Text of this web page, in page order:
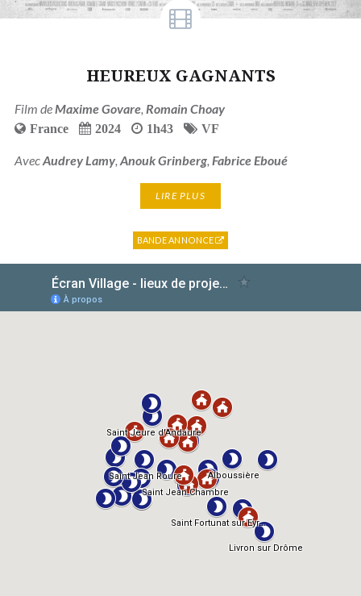
HEUREUX GAGNANTS
Film de Maxime Govare, Romain Choay
France 2024 1h43 VF
AvecAudrey Lamy, Anouk Grinberg, Fabrice Eboué
LIRE PLUS
BANDE ANNONCE